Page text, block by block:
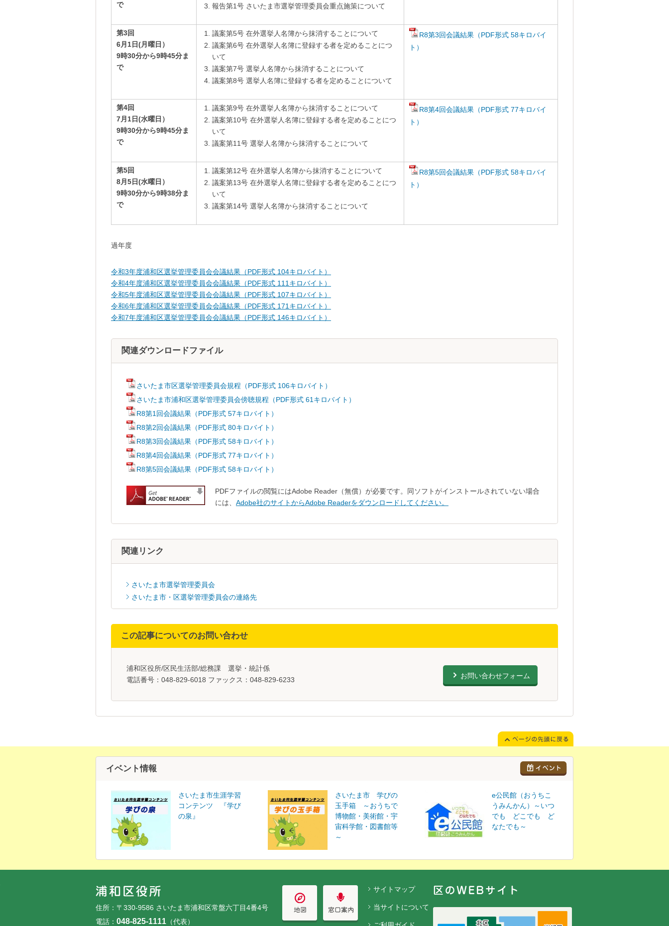
で
報告第1号 さいたま市選挙管理委員会重点施策について
第3回
6月1日(月曜日 ）
9時30分から9時45分ま
で
議案第5号 在外選挙人名簿から抹消することについて
議案第6号 在外選挙人名簿に登録する者を定めることにつ
いて
議案第7号 選挙人名簿から抹消することについて
議案第8号 選挙人名簿に登録する者を定めることについて
R8第3回会議結果（PDF形式 58キロバイ
ト）
第4回
7月1日(水曜日）
9時30分から9時45分ま
で
議案第9号 在外選挙人名簿から抹消することについて
議案第10号 在外選挙人名簿に登録する者を定めることにつ
いて
議案第11号 選挙人名簿から抹消することについて
R8第4回会議結果（PDF形式 77キロバイ
ト）
第5回
8月5日(水曜日）
9時30分から9時38分ま
で
議案第12号 在外選挙人名簿から抹消することについて
議案第13号 在外選挙人名簿に登録する者を定めることにつ
いて
議案第14号 選挙人名簿から抹消することについて
R8第5回会議結果（PDF形式 58キロバイ
ト）
過年度
令和3年度浦和区選挙管理委員会会議結果（PDF形式 104キロバイト）
令和4年度浦和区選挙管理委員会会議結果（PDF形式 111キロバイト）
令和5年度浦和区選挙管理委員会会議結果（PDF形式 107キロバイト）
令和6年度浦和区選挙管理委員会会議結果（PDF形式 171キロバイト）
令和7年度浦和区選挙管理委員会会議結果（PDF形式 146キロバイト）
関連ダウンロードファイル
さいたま市区選挙管理委員会規程（PDF形式 106キロバイト）
さいたま市浦和区選挙管理委員会傍聴規程（PDF形式 61キロバイト）
R8第1回会議結果（PDF形式 57キロバイト）
R8第2回会議結果（PDF形式 80キロバイト）
R8第3回会議結果（PDF形式 58キロバイト）
R8第4回会議結果（PDF形式 77キロバイト）
R8第5回会議結果（PDF形式 58キロバイト）
PDFファイルの閲覧にはAdobe Reader（無償）が必要です。同ソフトがインストールされていない場合
には、 Adobe社のサイトからAdobe Readerをダウンロードしてください。
関連リンク
さいたま市選挙管理委員会
さいたま市・区選挙管理委員会の連絡先
この記事についてのお問い合わせ
浦和区役所/区民生活部/総務課 選挙・統計係
電話番号：048-829-6018 ファックス：048-829-6233
お問い合わせフォーム
イベント情報
さいたま市生涯学習
コンテンツ 『学び
の泉』
さいたま市 学びの
玉手箱 ～おうちで
博物館・美術館・宇
宙科学館・図書館等
～
e公民館（おうちこ
うみんかん）～いつ
でも どこでも ど
なたでも～
住所：〒330-9586 さいたま市浦和区常盤六丁目4番4号
電話： 048-825-1111 （代表）
サイトマップ
当サイトについて